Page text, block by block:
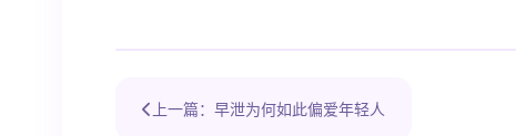
上一篇：早泄为何如此偏爱年轻人